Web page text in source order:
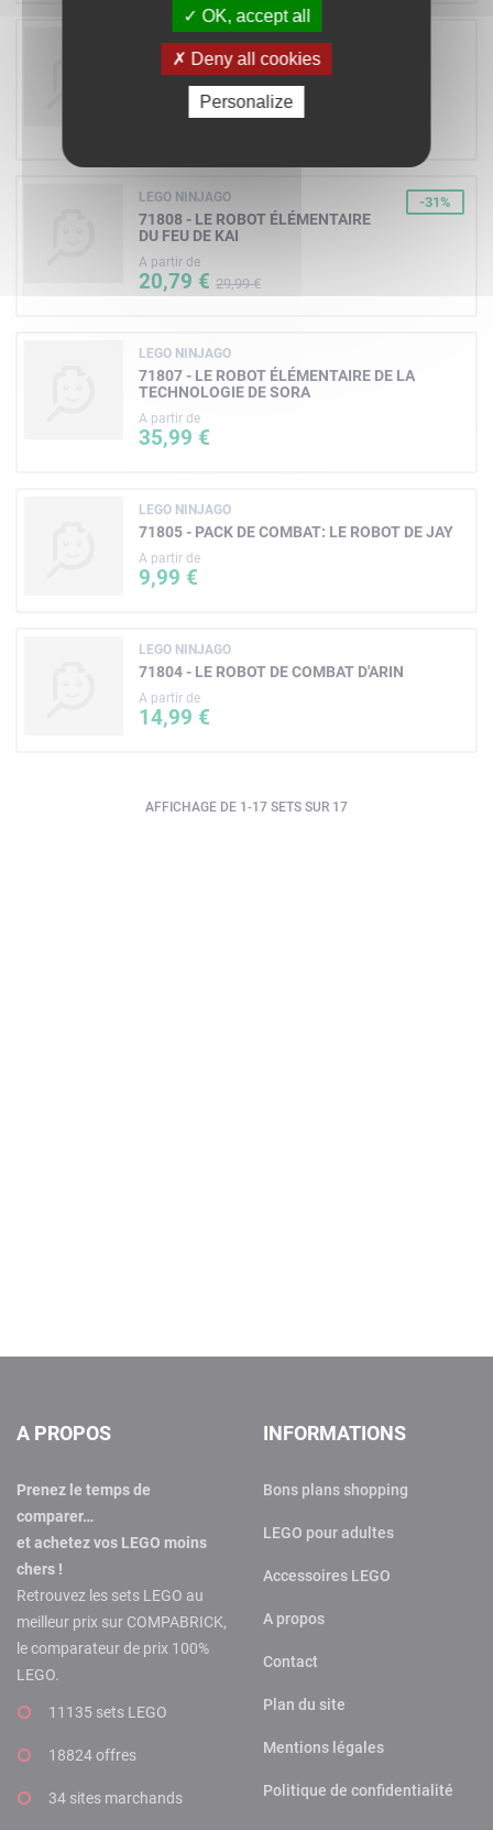
LEGO NINJAGO
71806 - LE ROBOT ÉLÉMENTAIRE DE LA
TERRE DE COLE
41,83 €
LEGO NINJAGO
71808 - LE ROBOT ÉLÉMENTAIRE
DU FEU DE KAI
A partir de
20,79 € 29,99 €
-31%
LEGO NINJAGO
71807 - LE ROBOT ÉLÉMENTAIRE DE LA
TECHNOLOGIE DE SORA
A partir de
35,99 €
LEGO NINJAGO
71805 - PACK DE COMBAT: LE ROBOT DE JAY
A partir de
9,99 €
LEGO NINJAGO
71804 - LE ROBOT DE COMBAT D'ARIN
A partir de
14,99 €
AFFICHAGE DE 1-17 SETS SUR 17
A PROPOS
Prenez le temps de
comparer…
et achetez vos LEGO moins
chers !
Retrouvez les sets LEGO au
meilleur prix sur COMPABRICK,
le comparateur de prix 100%
LEGO.
11135 sets LEGO
18824 offres
34 sites marchands
INFORMATIONS
Bons plans shopping
LEGO pour adultes
Accessoires LEGO
A propos
Contact
Plan du site
Mentions légales
Politique de confidentialité
OK, accept all
Deny all cookies
Personalize